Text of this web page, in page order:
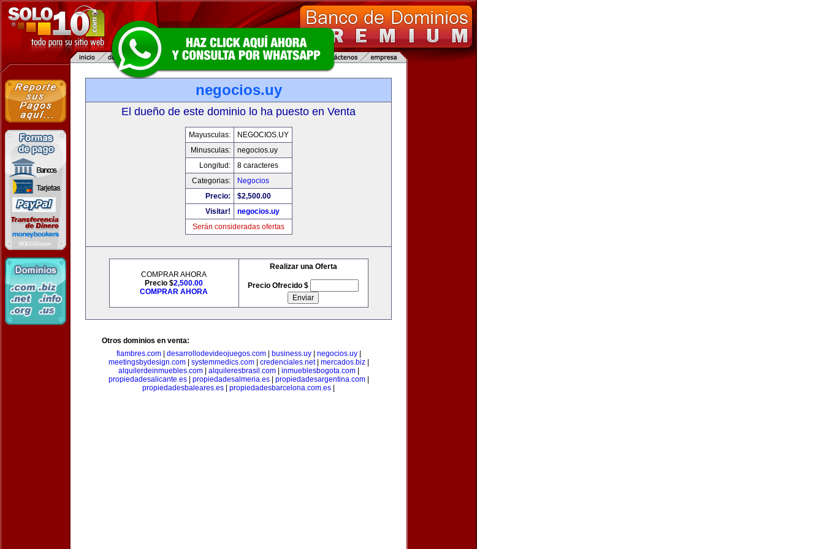
negocios.uy
El dueño de este dominio lo ha puesto en Venta
Mayusculas:
NEGOCIOS.UY
Minusculas:
negocios.uy
Longitud:
8 caracteres
Categorias:
Negocios
Precio:
$2,500.00
Visitar!
negocios.uy
Serán consideradas ofertas
COMPRAR AHORA
Precio $2,500.00
COMPRAR AHORA
Realizar una Oferta
Precio Ofrecido $
Otros dominios en venta:
fiambres.com| desarrollodevideojuegos.com| business.uy| negocios.uy|
meetingsbydesign.com| systemmedics.com| credenciales.net| mercados.biz|
alquilerdeinmuebles.com| alquileresbrasil.com| inmueblesbogota.com|
propiedadesalicante.es| propiedadesalmeria.es| propiedadesargentina.com|
propiedadesbaleares.es
propiedadesbarcelona.com.es